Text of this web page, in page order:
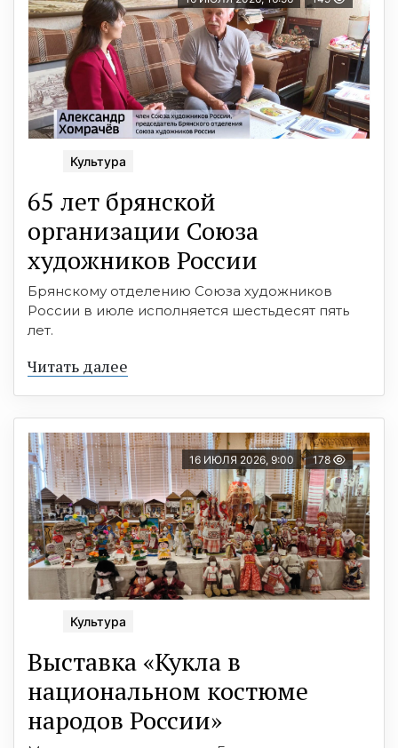
Культура
65 лет брянской
организации Союза
художников России
Брянскому отделению Союза художников
России в июле исполняется шестьдесят пять
лет.
Читать далее
16 ИЮЛЯ 2026, 9:00 178
Культура
Выставка «Кукла в
национальном костюме
народов России»